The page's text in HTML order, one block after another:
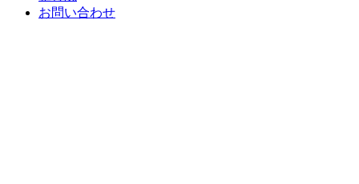
お問い合わせ